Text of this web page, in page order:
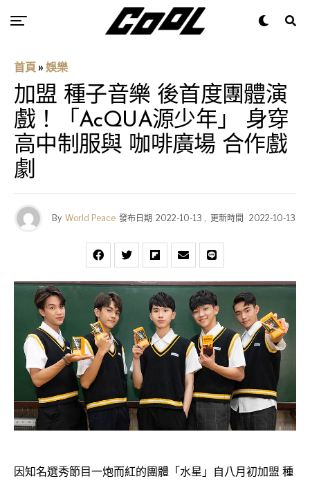
首頁 » 娛樂
加盟 種子音樂 後首度團體演
戲！「AcQUA源少年」 身穿
高中制服與 咖啡廣場 合作戲
劇
By World Peace 發布日期 2022-10-13 , 更新時間 2022-10-13
因知名選秀節目一炮而紅的團體「水星」自八月初加盟 種